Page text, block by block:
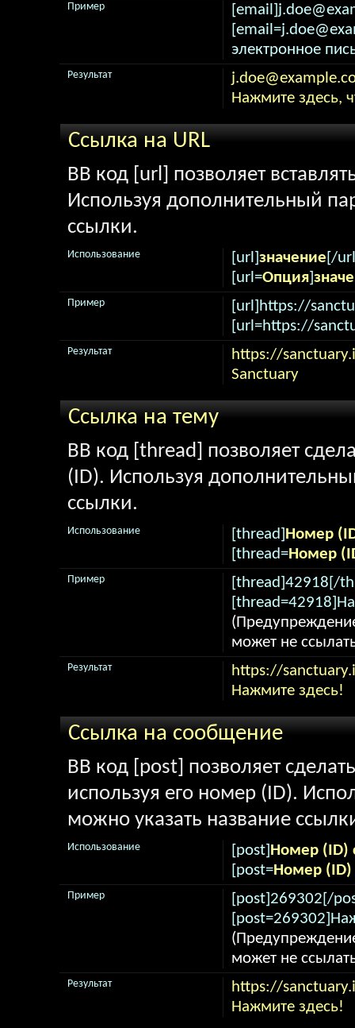
электронное
Пример
Нажмите здесь,
Результат
Ссылка на URL
BB код [url] позволяет
Используя дополнительный
ссылки.
[url]значение[/
[url=Опция]
Использование
[url]https://
[url=https://
Пример
https://
Sanctuary
Результат
Ссылка на тему
BB код [thread] позволяет
(ID). Используя
ссылки.
[thread] Номер
[thread=Номер
Использование
[thread]42918[/
может не
Пример
https://
Нажмите здесь!
Результат
Ссылка на сообщение
BB код [post] позволяет
используя его номер (ID).
можно указать название
[post] Номер (ID)
[post=Номер (ID)
Использование
[post]269302[/
может не
Пример
https://
Нажмите здесь!
Результат